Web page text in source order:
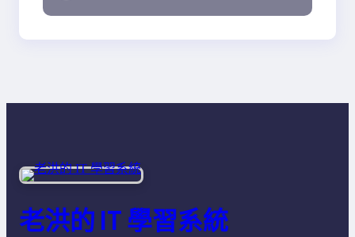
老洪的 IT 學習系統